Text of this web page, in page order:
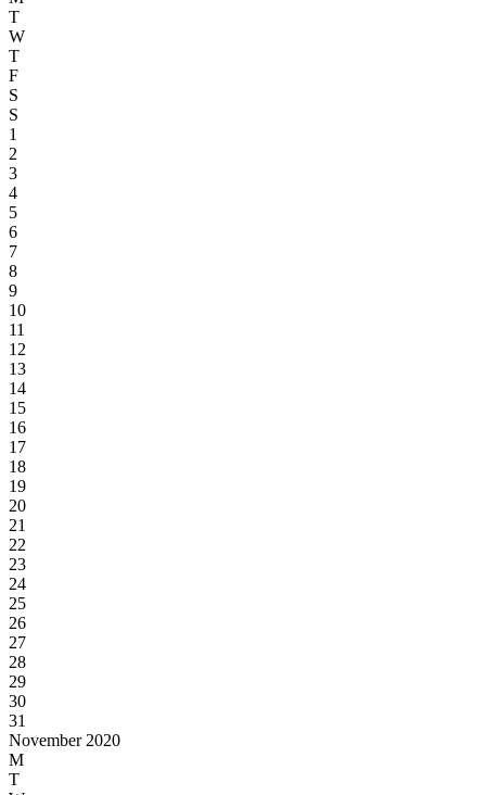
T
W
T
F
S
S
1
2
3
4
5
6
7
8
9
10
11
12
13
14
15
16
17
18
19
20
21
22
23
24
25
26
27
28
29
30
31
November 2020
M
T